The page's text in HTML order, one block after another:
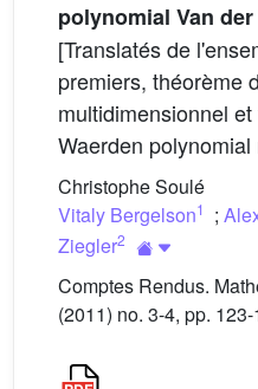
polynomial Van
[Translatés de
premiers, théorème
multidimensionnel
Waerden
Christophe Soulé
Vitaly Bergelson1 ;
Ziegler2
Comptes Rendus.
(2011) no. 3-4, pp.